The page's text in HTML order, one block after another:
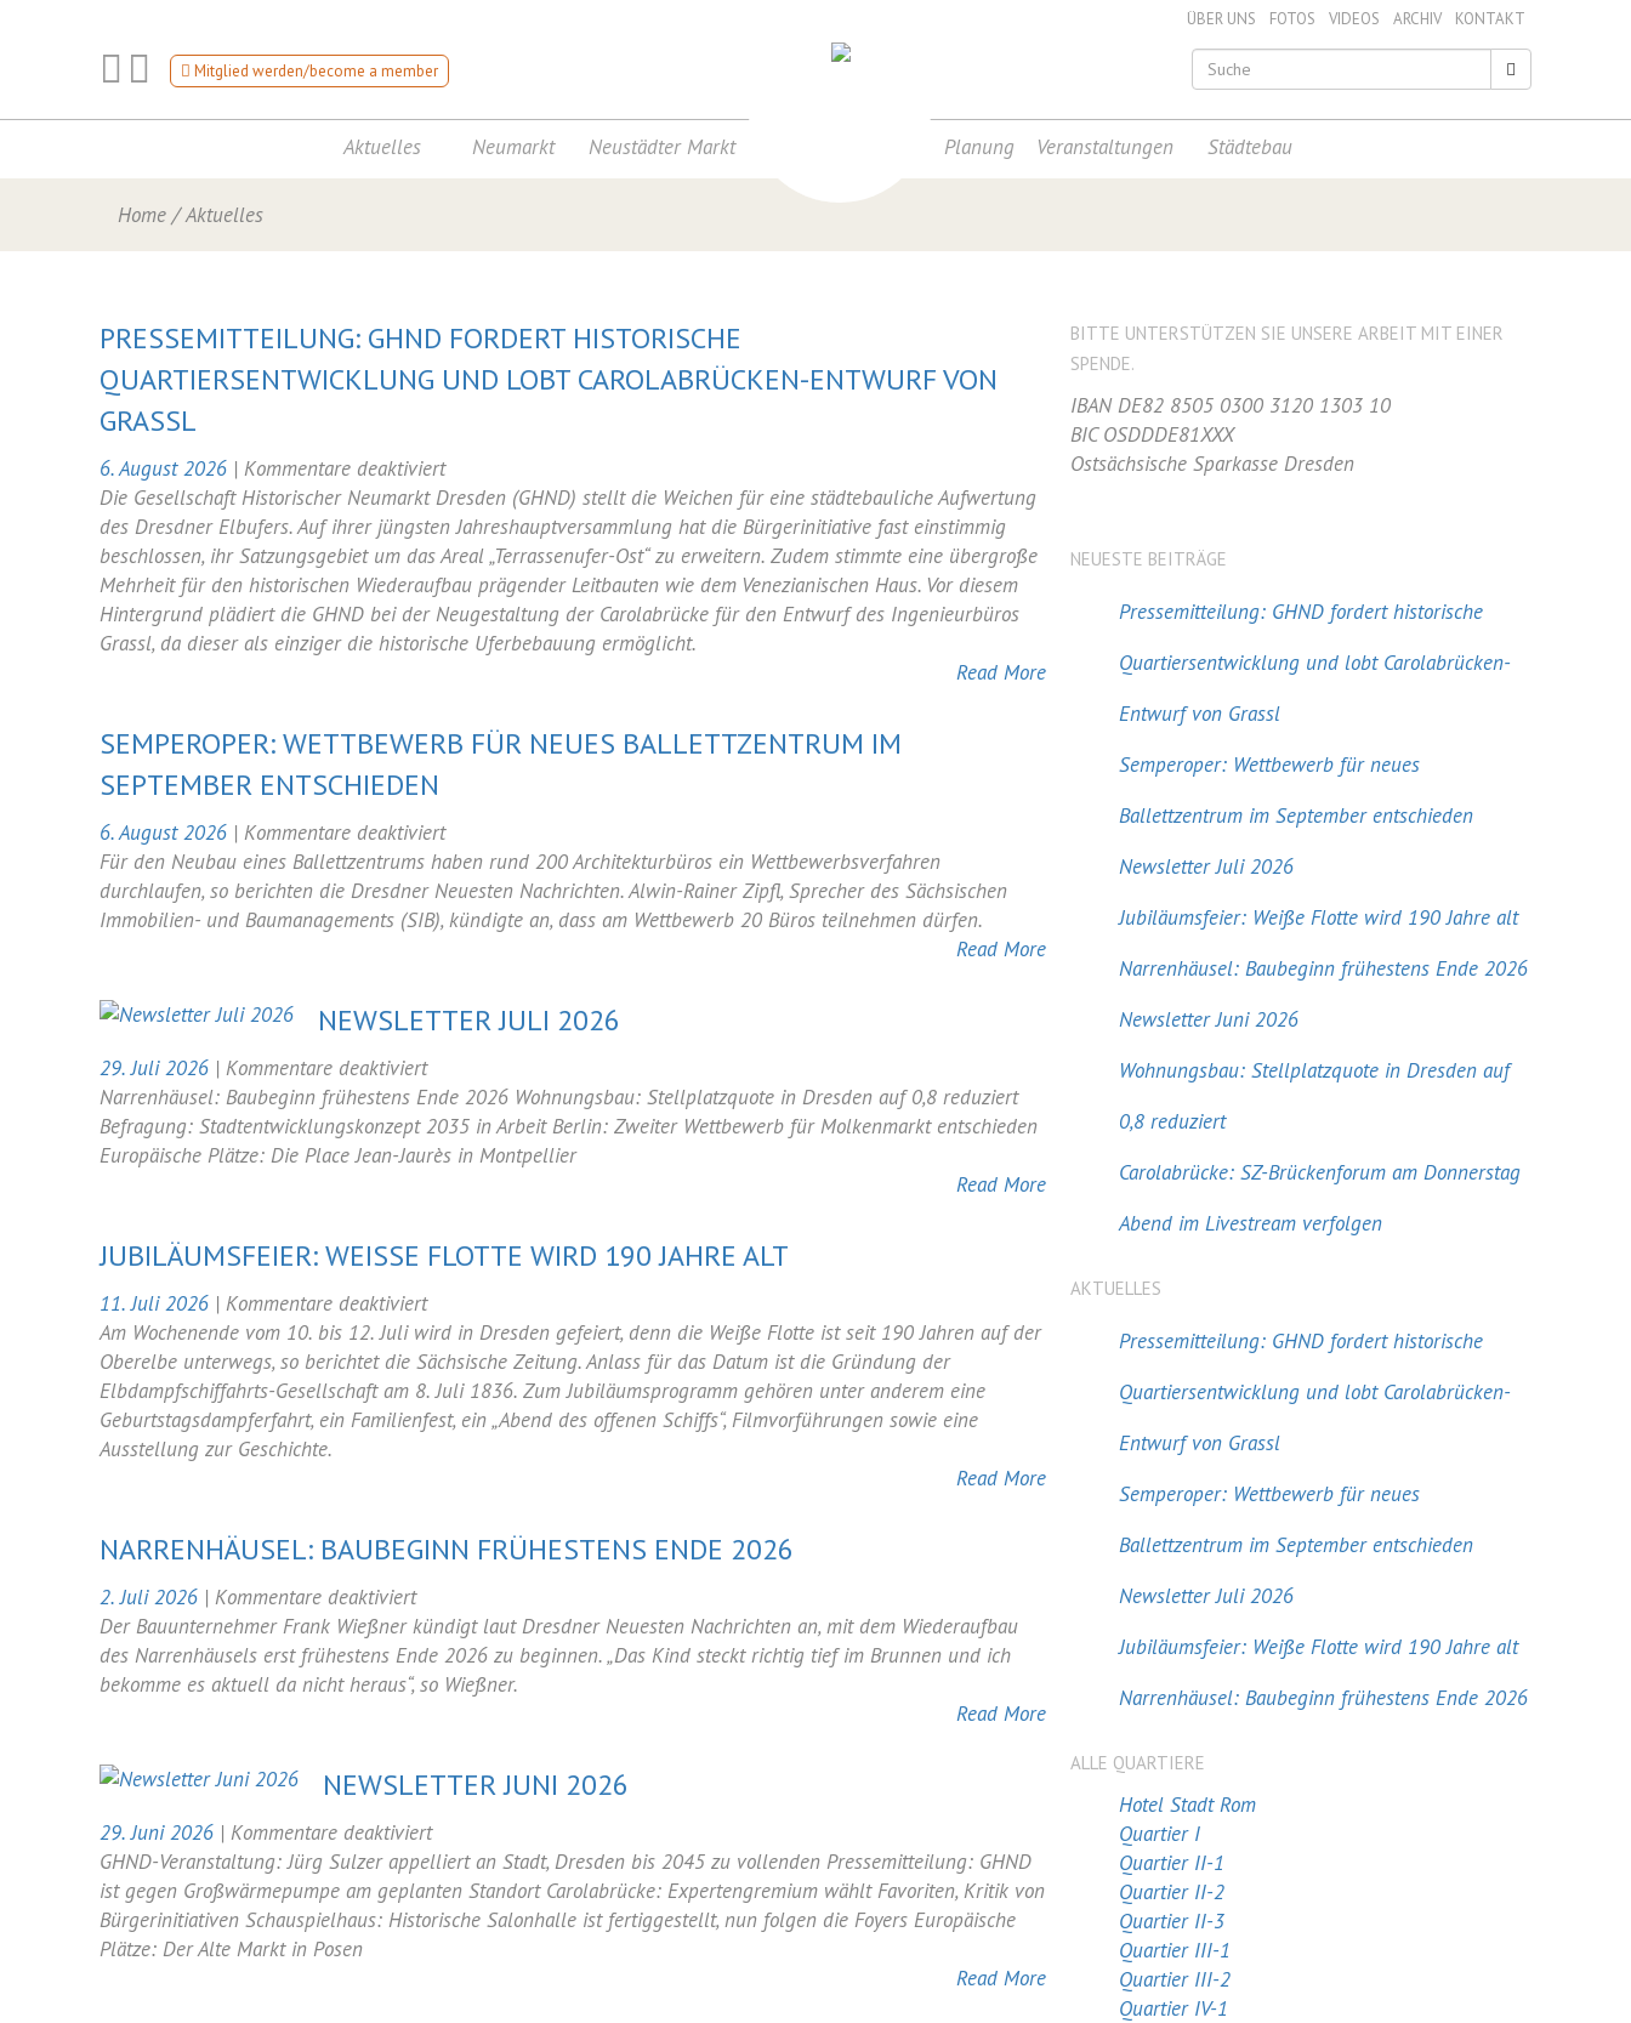
ÜBER UNS FOTOS VIDEOS ARCHIV KONTAKT
Mitglied werden/become a member
Aktuelles Neumarkt Neustädter Markt Planung Veranstaltungen Städtebau
Home / Aktuelles
PRESSEMITTEILUNG: GHND FORDERT HISTORISCHE
QUARTIERSENTWICKLUNG UND LOBT CAROLABRÜCKEN-ENTWURF VON
GRASSL
6. August 2026 | Kommentare deaktiviertfür
Pressemitteilung:
GHND
fordert
historische
Quartiersentwicklung
und
Entwurf
von
Die Gesellschaft Historischer Neumarkt Dresden (GHND) stellt die Weichen für eine städtebauliche Aufwertung
des Dresdner Elbufers. Auf ihrer jüngsten Jahreshauptversammlung hat die Bürgerinitiative fast einstimmig
beschlossen, ihr Satzungsgebiet um das Areal „Terrassenufer-Ost“ zu erweitern. Zudem stimmte eine übergroße
Mehrheit für den historischen Wiederaufbau prägender Leitbauten wie dem Venezianischen Haus. Vor diesem
Hintergrund plädiert die GHND bei der Neugestaltung der Carolabrücke für den Entwurf des Ingenieurbüros
Grassl, da dieser als einziger die historische Uferbebauung ermöglicht.
Read More
SEMPEROPER: WETTBEWERB FÜR NEUES BALLETTZENTRUM IM
SEPTEMBER ENTSCHIEDEN
6. August 2026 | Kommentare deaktiviertfür
Semperoper:
Wettbewerb
für
im
September
Für den Neubau eines Ballettzentrums haben rund 200 Architekturbüros ein Wettbewerbsverfahren
durchlaufen, so berichten die Dresdner Neuesten Nachrichten. Alwin-Rainer Zipfl, Sprecher des Sächsischen
Immobilien- und Baumanagements (SIB), kündigte an, dass am Wettbewerb 20 Büros teilnehmen dürfen.
Read More
NEWSLETTER JULI 2026
29. Juli 2026 | Kommentare deaktiviertfür
Newsletter
Juli
2026
Narrenhäusel: Baubeginn frühestens Ende 2026 Wohnungsbau: Stellplatzquote in Dresden auf 0,8 reduziert
Befragung: Stadtentwicklungskonzept 2035 in Arbeit Berlin: Zweiter Wettbewerb für Molkenmarkt entschieden
Europäische Plätze: Die Place Jean-Jaurès in Montpellier
Read More
JUBILÄUMSFEIER: WEISSE FLOTTE WIRD 190 JAHRE ALT
11. Juli 2026 | Kommentare deaktiviertfür
Jubiläumsfeier:
Weiße
Flotte
wird
Am Wochenende vom 10. bis 12. Juli wird in Dresden gefeiert, denn die Weiße Flotte ist seit 190 Jahren auf der
Oberelbe unterwegs, so berichtet die Sächsische Zeitung. Anlass für das Datum ist die Gründung der
Elbdampfschiffahrts-Gesellschaft am 8. Juli 1836. Zum Jubiläumsprogramm gehören unter anderem eine
Geburtstagsdampferfahrt, ein Familienfest, ein „Abend des offenen Schiffs“, Filmvorführungen sowie eine
Ausstellung zur Geschichte.
Read More
NARRENHÄUSEL: BAUBEGINN FRÜHESTENS ENDE 2026
2. Juli 2026 | Kommentare deaktiviertfür
Narrenhäusel:
Baubeginn
frühestens
Der Bauunternehmer Frank Wießner kündigt laut Dresdner Neuesten Nachrichten an, mit dem Wiederaufbau
des Narrenhäusels erst frühestens Ende 2026 zu beginnen. „Das Kind steckt richtig tief im Brunnen und ich
bekomme es aktuell da nicht heraus“, so Wießner.
Read More
NEWSLETTER JUNI 2026
29. Juni 2026 | Kommentare deaktiviertfür
Newsletter
Juni
2026
GHND-Veranstaltung: Jürg Sulzer appelliert an Stadt, Dresden bis 2045 zu vollenden Pressemitteilung: GHND
ist gegen Großwärmepumpe am geplanten Standort Carolabrücke: Expertengremium wählt Favoriten, Kritik von
Bürgerinitiativen Schauspielhaus: Historische Salonhalle ist fertiggestellt, nun folgen die Foyers Europäische
Plätze: Der Alte Markt in Posen
Read More
BITTE UNTERSTÜTZEN SIE UNSERE ARBEIT MIT EINER
SPENDE.
IBAN DE82 8505 0300 3120 1303 10
BIC OSDDDE81XXX
Ostsächsische Sparkasse Dresden
NEUESTE BEITRÄGE
Pressemitteilung: GHND fordert historische
Quartiersentwicklung und lobt Carolabrücken-
Entwurf von Grassl
Semperoper: Wettbewerb für neues
Ballettzentrum im September entschieden
Newsletter Juli 2026
Jubiläumsfeier: Weiße Flotte wird 190 Jahre alt
Narrenhäusel: Baubeginn frühestens Ende 2026
Newsletter Juni 2026
Wohnungsbau: Stellplatzquote in Dresden auf
0,8 reduziert
Carolabrücke: SZ-Brückenforum am Donnerstag
Abend im Livestream verfolgen
AKTUELLES
Pressemitteilung: GHND fordert historische
Quartiersentwicklung und lobt Carolabrücken-
Entwurf von Grassl
Semperoper: Wettbewerb für neues
Ballettzentrum im September entschieden
Newsletter Juli 2026
Jubiläumsfeier: Weiße Flotte wird 190 Jahre alt
Narrenhäusel: Baubeginn frühestens Ende 2026
ALLE QUARTIERE
Hotel Stadt Rom
Quartier I
Quartier II-1
Quartier II-2
Quartier II-3
Quartier III-1
Quartier III-2
Quartier IV-1